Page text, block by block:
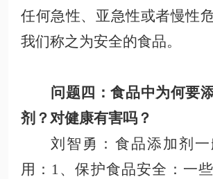
任何急性、亚急性或者慢性
我们称之为安全的食品。
问题四：食品中为何要
剂 ？对健康有害吗？
刘智勇 ： 食品添加剂
用： 1、保护食品安全 ：一